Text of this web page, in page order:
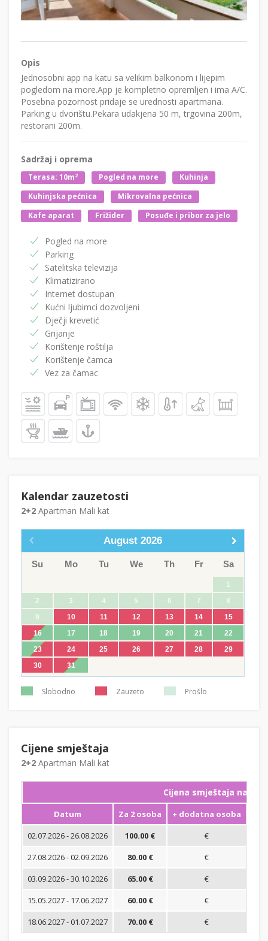
Opis
Jednosobni app na katu sa velikim balkonom i lijepim
pogledom na more.App je kompletno opremljen i ima A/C.
Posebna pozornost pridaje se urednosti apartmana.
Parking u dvorištu.Pekara udakjena 50 m, trgovina 200m,
restorani 200m.
Sadržaj i oprema
Terasa: 10m2 Pogled na more
Kuhinja
Kuhinjska pećnica
Mikrovalna pećnica
Kafe aparat
Frižider Posuđe i pribor za jelo
Pogled na more
Parking
Satelitska televizija
Klimatizirano
Internet dostupan
Kućni ljubimci dozvoljeni
Dječji krevetić
Grijanje
Korištenje roštilja
Korištenje čamca
Vez za čamac
Kalendar zauzetosti
2+2 Apartman Mali kat
August 2026
Su Mo Tu We Th Fr Sa
1
2
3 4 5 6 7
8
9
10 11 12 13 14
15
16
17 18 19 20 21
22
23
24 25 26 27 28
29
30
31
Slobodno Zauzeto Prošlo
Cijene smještaja
2+2 Apartman Mali kat
Cijena smještaja na noć
Datum Za 2 osoba + dodatna osoba
02.07.2026 - 26.08.2026
100.00 €
€
27.08.2026 - 02.09.2026
80.00 €
€
03.09.2026 - 30.10.2026
65.00 €
€
15.05.2027 - 17.06.2027
60.00 €
€
18.06.2027 - 01.07.2027
70.00 € €